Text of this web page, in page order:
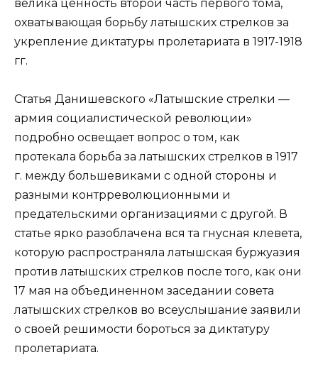
велика ценность второй часть первого тома,
охватывающая борьбу латышских стрелков за
укрепление диктатуры пролетариата в 1917-1918
гг.
Статья Данишевского «Латышские стрелки —
армия социалистической революции»
подробно освещает вопрос о том, как
протекала борьба за латышских стрелков в 1917
г. между большевиками с одной стороны и
разными контрреволюционными и
предательскими организациями с другой. В
статье ярко разоблачена вся та гнусная клевета,
которую распространяла латышская буржуазия
против латышских стрелков после того, как они
17 мая на объединенном заседании совета
латышских стрелков во всеуслышание заявили
о своей решимости бороться за диктатуру
пролетариата.